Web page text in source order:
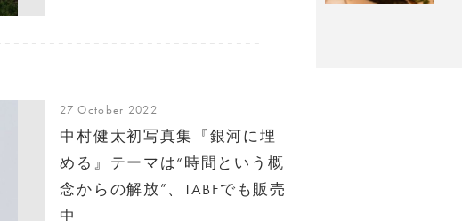
27 October 2022
中村健太初写真集『銀河に埋
める』テーマは“時間という概
念からの解放”、TABFでも販売
中